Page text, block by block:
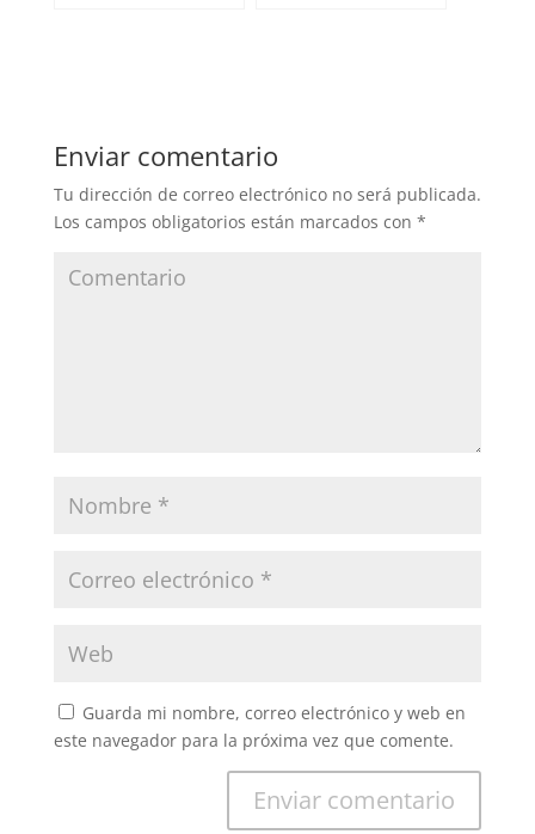
Enviar comentario
Tu dirección de correo electrónico no será publicada.
Los campos obligatorios están marcados con *
Guarda mi nombre, correo electrónico y web en
este navegador para la próxima vez que comente.